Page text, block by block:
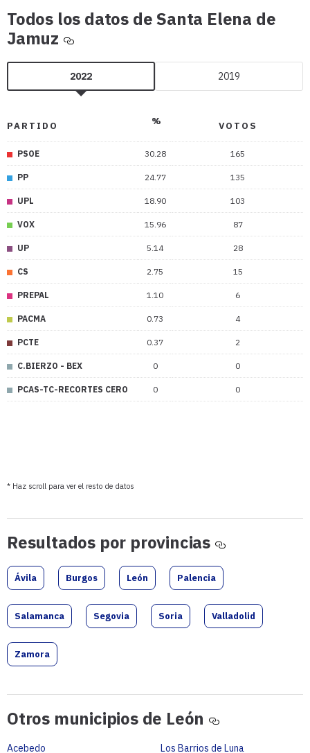
Todos los datos de Santa Elena de
Jamuz Todos
datos
de
Santa
de
2022 2019
PARTIDO % VOTOS
PSOE 30.28 165
PP 24.77 135
UPL 18.90 103
VOX 15.96 87
UP 5.14 28
CS 2.75 15
PREPAL 1.10 6
PACMA 0.73 4
PCTE 0.37 2
C.BIERZO - BEX 0 0
PCAS-TC-RECORTES CERO 0 0
* Haz scroll para ver el resto de datos
Resultados por provincias Resultados
provincias
Ávila Burgos León Palencia
Salamanca Segovia Soria Valladolid
Zamora
Otros municipios de León Otros
Acebedo Los Barrios de Luna